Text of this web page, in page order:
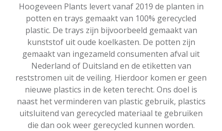
Hoogeveen Plants levert vanaf 2019 de planten in
potten en trays gemaakt van 100% gerecycled
plastic. De trays zijn bijvoorbeeld gemaakt van
kunststof uit oude koelkasten. De potten zijn
gemaakt van ingezameld consumenten afval uit
Nederland of Duitsland en de etiketten van
reststromen uit de veiling. Hierdoor komen er geen
nieuwe plastics in de keten terecht. Ons doel is
naast het verminderen van plastic gebruik, plastics
uitsluitend van gerecycled materiaal te gebruiken
die dan ook weer gerecycled kunnen worden.